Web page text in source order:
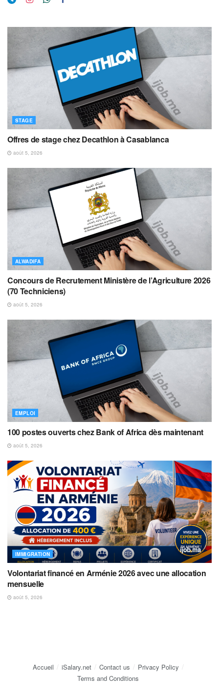
STAGE
Offres de stage chez Decathlon à Casablanca
août 5, 2026
ALWADIFA
Concours de Recrutement Ministère de l’Agriculture 2026
(70 Techniciens)
août 5, 2026
EMPLOI
100 postes ouverts chez Bank of Africa dès maintenant
août 5, 2026
IMMIGRATION
Volontariat financé en Arménie 2026 avec une allocation
mensuelle
août 5, 2026
Accueil iSalary.net Contact us
Privacy Policy
Terms and Conditions